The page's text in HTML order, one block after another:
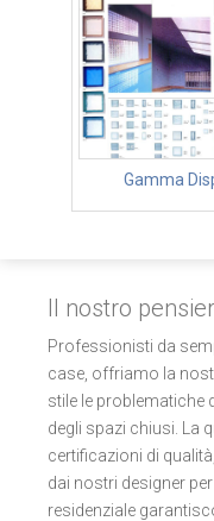
Gamma
Il nostro
Professionisti da
case, offriamo la
stile le problematiche
degli spazi chiusi. La
certificazioni di
dai nostri designer
residenziale